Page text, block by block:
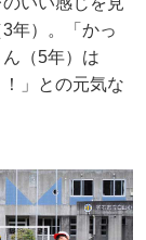
年）。「かっ
（5年）は
」との元気な